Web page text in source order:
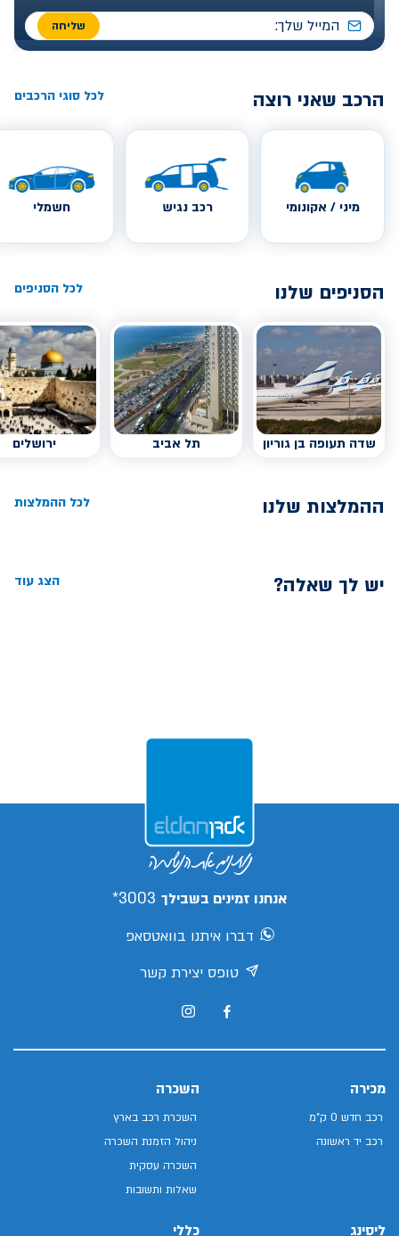
שליחה
הרכב שאני רוצה לכל סוגי הרכבים
מיני / אקונומי רכב נגיש חשמלי
הסניפים שלנו לכל הסניפים
שדה תעופה בן גוריון תל אביב ירושלים
ההמלצות שלנו לכל ההמלצות
יש לך שאלה? הצג עוד
אנחנו זמינים בשבילך 3003*
דברו איתנו בוואטסאפ
טופס יצירת קשר
מכירה
רכב חדש 0 ק"מ
רכב יד ראשונה
השכרה
השכרת רכב בארץ
ניהול הזמנת השכרה
השכרה עסקית
שאלות ותשובות
ליסינג כללי